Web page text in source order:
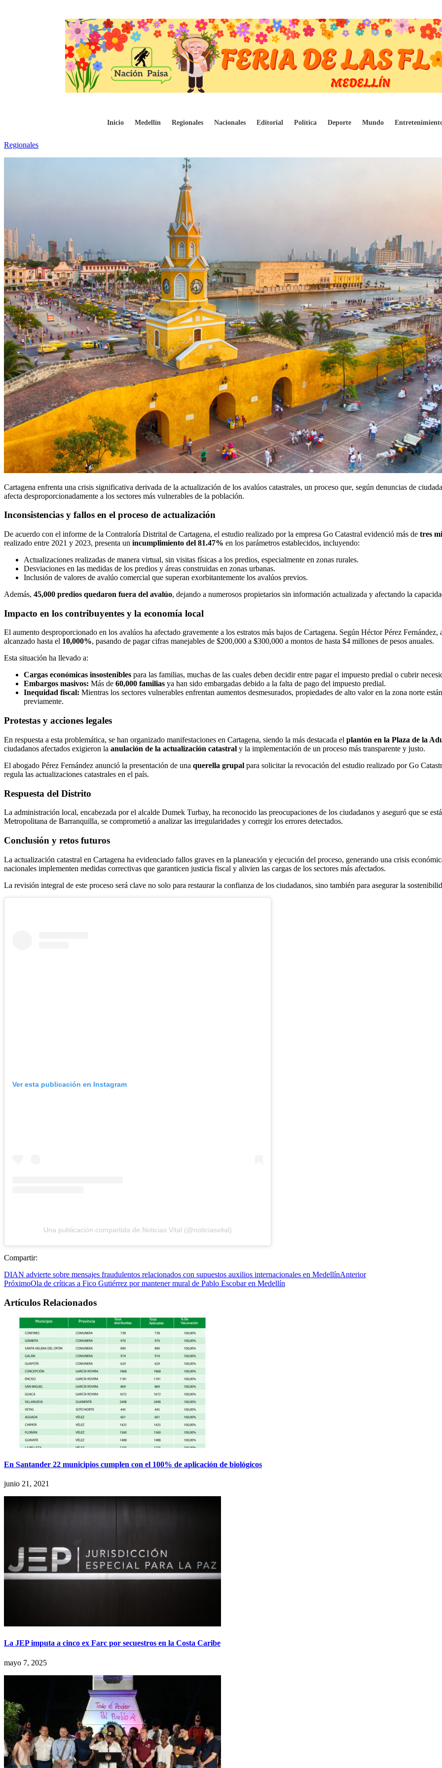
Inicio Medellín Regionales Nacionales Editorial Política Deporte Mundo
Denuncian presuntas irregularidades en avalúos catastrales de Cartagena
Regionales
Cartagena enfrenta una crisis significativa derivada de la actualización de los avalúos catastrales, un proceso que, según denuncias de
afecta desproporcionadamente a los sectores más vulnerables de la población.
Inconsistencias y fallos en el proceso de actualización
De acuerdo con el informe de la Contraloría Distrital de Cartagena, el estudio realizado por la empresa Go Catastral evidenció más de tres
realizado entre 2021 y 2023, presenta un incumplimiento del 81.47% en los parámetros establecidos, incluyendo:
Actualizaciones realizadas de manera virtual, sin visitas físicas a los predios, especialmente en zonas rurales.
Desviaciones en las medidas de los predios y áreas construidas en zonas urbanas.
Inclusión de valores de avalúo comercial que superan exorbitantemente los avalúos previos.
Además, 45,000 predios quedaron fuera del avalúo, dejando a numerosos propietarios sin información actualizada y afectando la
Impacto en los contribuyentes y la economía local
El aumento desproporcionado en los avalúos ha afectado gravemente a los estratos más bajos de Cartagena. Según Héctor Pérez
alcanzado hasta el 10,000%, pasando de pagar cifras manejables de $200,000 a $300,000 a montos de hasta $4 millones de pesos anuales.
Esta situación ha llevado a:
Cargas económicas insostenibles para las familias, muchas de las cuales deben decidir entre pagar el impuesto predial o cubrir
Embargos masivos: Más de 60,000 familias ya han sido embargadas debido a la falta de pago del impuesto predial.
Inequidad fiscal: Mientras los sectores vulnerables enfrentan aumentos desmesurados, propiedades de alto valor en la zona norte
previamente.
Protestas y acciones legales
En respuesta a esta problemática, se han organizado manifestaciones en Cartagena, siendo la más destacada el plantón en la Plaza de la
ciudadanos afectados exigieron la anulación de la actualización catastral y la implementación de un proceso más transparente y justo.
El abogado Pérez Fernández anunció la presentación de una querella grupal para solicitar la revocación del estudio realizado por Go
regula las actualizaciones catastrales en el país.
Respuesta del Distrito
La administración local, encabezada por el alcalde Dumek Turbay, ha reconocido las preocupaciones de los ciudadanos y aseguró que se
Metropolitana de Barranquilla, se comprometió a analizar las irregularidades y corregir los errores detectados.
Conclusión y retos futuros
La actualización catastral en Cartagena ha evidenciado fallos graves en la planeación y ejecución del proceso, generando una crisis
nacionales implementen medidas correctivas que garanticen justicia fiscal y alivien las cargas de los sectores más afectados.
La revisión integral de este proceso será clave no solo para restaurar la confianza de los ciudadanos, sino también para asegurar la
Ver esta publicación en Instagram
Una publicación compartida de Noticias Vital (@noticiasvital)
Compartir:
DIAN advierte sobre mensajes fraudulentos relacionados con supuestos auxilios internacionales en MedellínAnterior
PróximoOla de críticas a Fico Gutiérrez por mantener mural de Pablo Escobar en Medellín
Artículos Relacionados
En Santander 22 municipios cumplen con el 100% de aplicación de biológicos
junio 21, 2021
La JEP imputa a cinco ex Farc por secuestros en la Costa Caribe
mayo 7, 2025